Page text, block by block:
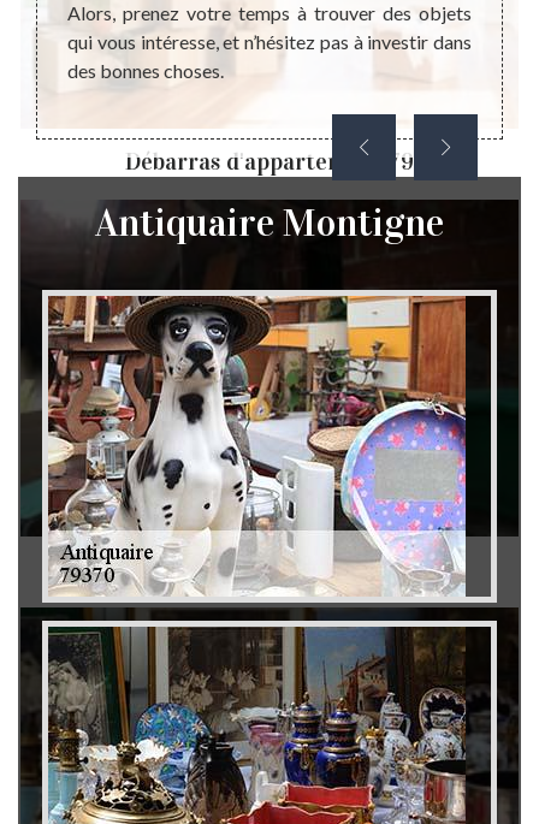
Débarras d'appartement 79
Débarras de grenier et cave 79
dans
Alors, prenez votre temps à trouver des objets
qui vous intéresse, et n’hésitez pas à investir dans
des bonnes choses.
Antiquaire Montigne